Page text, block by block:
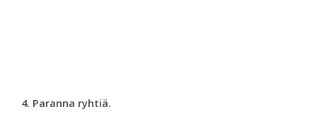
4. Paranna ryhtiä.